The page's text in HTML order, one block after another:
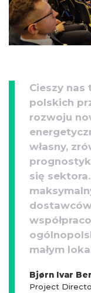
Cieszy
polskich
rozwoju
własny,
się
małym
Bjørn Ivar
Project